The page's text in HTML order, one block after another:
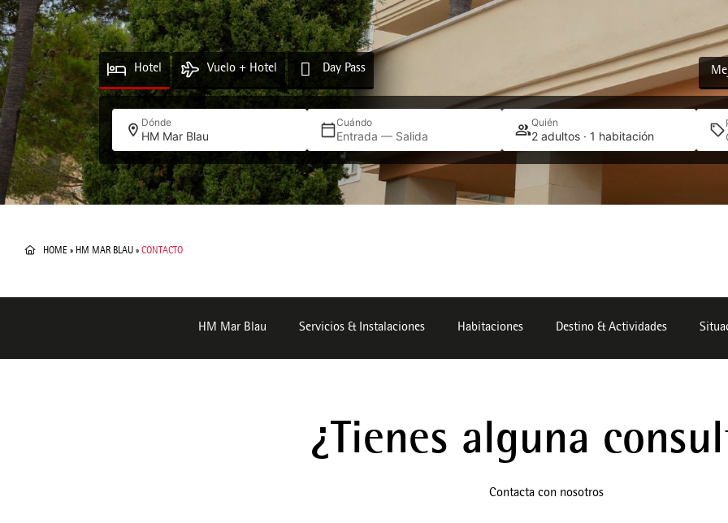
Hotel Vuelo + Hotel Day Pass
Dónde
HM Mar Blau
Cuándo
Entrada — Salida
Quién
2 adultos · 1 habitación
HOME » HM MAR BLAU » CONTACTO
HM Mar Blau Servicios & Instalaciones Habitaciones Destino & Actividades
¿Tienes alguna
Contacta con nosotros